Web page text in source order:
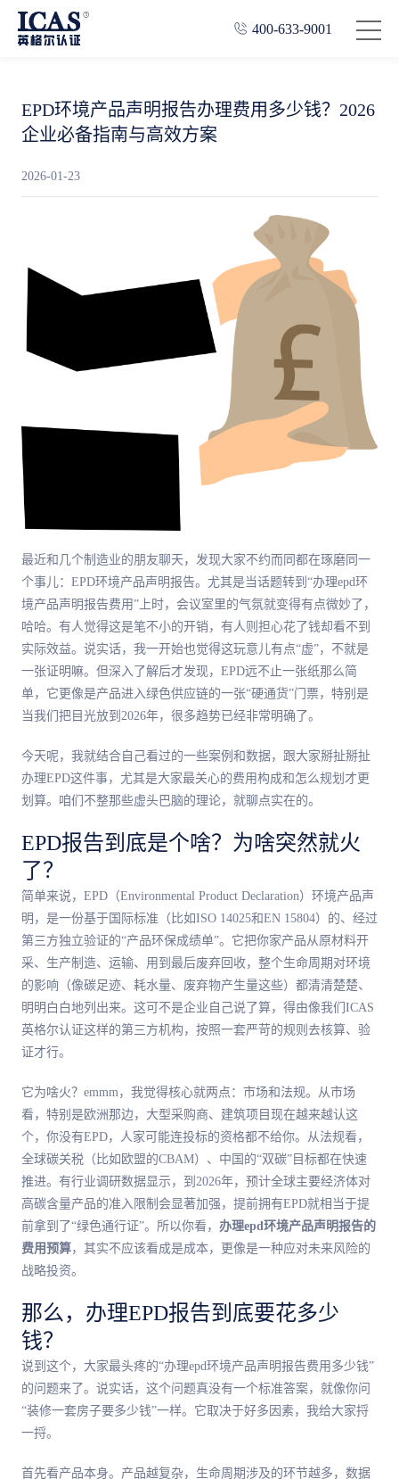
400-633-9001
EPD环境产品声明报告办理费用多少钱？2026
企业必备指南与高效方案
2026-01-23
最近和几个制造业的朋友聊天，发现大家不约而同都在琢磨同一
个事儿：EPD环境产品声明报告。尤其是当话题转到“办理epd环
境产品声明报告费用”上时，会议室里的气氛就变得有点微妙了，
哈哈。有人觉得这是笔不小的开销，有人则担心花了钱却看不到
实际效益。说实话，我一开始也觉得这玩意儿有点“虚”，不就是
一张证明嘛。但深入了解后才发现，EPD远不止一张纸那么简
单，它更像是产品进入绿色供应链的一张“硬通货”门票，特别是
当我们把目光放到2026年，很多趋势已经非常明确了。
今天呢，我就结合自己看过的一些案例和数据，跟大家掰扯掰扯
办理EPD这件事，尤其是大家最关心的费用构成和怎么规划才更
划算。咱们不整那些虚头巴脑的理论，就聊点实在的。
EPD报告到底是个啥？为啥突然就火
了？
简单来说，EPD（Environmental Product Declaration）环境产品声
明，是一份基于国际标准（比如ISO 14025和EN 15804）的、经过
第三方独立验证的“产品环保成绩单”。它把你家产品从原材料开
采、生产制造、运输、用到最后废弃回收，整个生命周期对环境
的影响（像碳足迹、耗水量、废弃物产生量这些）都清清楚楚、
明明白白地列出来。这可不是企业自己说了算，得由像我们ICAS
英格尔认证这样的第三方机构，按照一套严苛的规则去核算、验
证才行。
它为啥火？emmm，我觉得核心就两点：市场和法规。从市场
看，特别是欧洲那边，大型采购商、建筑项目现在越来越认这
个，你没有EPD，人家可能连投标的资格都不给你。从法规看，
全球碳关税（比如欧盟的CBAM）、中国的“双碳”目标都在快速
推进。有行业调研数据显示，到2026年，预计全球主要经济体对
高碳含量产品的准入限制会显著加强，提前拥有EPD就相当于提
前拿到了“绿色通行证”。所以你看， 办理epd环境产品声明报告的
费用预算，其实不应该看成是成本，更像是一种应对未来风险的
战略投资。
那么，办理EPD报告到底要花多少
钱？
说到这个，大家最头疼的“办理epd环境产品声明报告费用多少钱”
的问题来了。说实话，这个问题真没有一个标准答案，就像你问
“装修一套房子要多少钱”一样。它取决于好多因素，我给大家捋
一捋。
首先看产品本身。产品越复杂，生命周期涉及的环节越多，数据